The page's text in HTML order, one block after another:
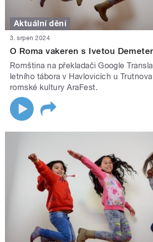
Aktuální dění
3. srpen 2024
O Roma vakeren s Ivetou
Romština na překladači Google
letního tábora v Havlovicích u
romské kultury AraFest.